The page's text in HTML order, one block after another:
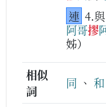
連 4.
阿哥摎
姊）
相似
詞
同 、 和